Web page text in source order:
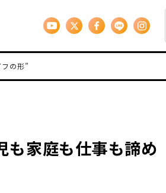
人に会う
の形”
家庭も仕事も諦め